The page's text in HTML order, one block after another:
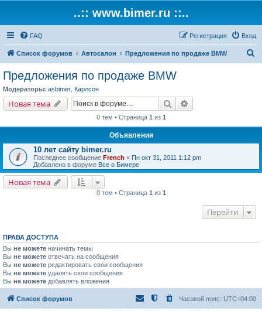
..:: www.bimer.ru ::..
FAQ Вход
Регистрация
Список форумов Автосалон Предложения по продаже BMW
Предложения по продаже BMW
Модераторы: asbimer Карлсон
Новая тема Поиск
0 тем • Страница 1 из 1
Объявления
10 лет сайту bimer.ru
Последнее сообщение French « Пн окт 31, 2011 1:12 pm
Добавлено в форуме Все о Бимере
Новая тема
0 тем • Страница 1 из 1
Перейти
ПРАВА ДОСТУПА
Вы не можете начинать темы
Вы не можете отвечать на сообщения
Вы не можете редактировать свои сообщения
Вы не можете удалять свои сообщения
Вы не можете добавлять вложения
Список форумов Часовой пояс: UTC+04:00